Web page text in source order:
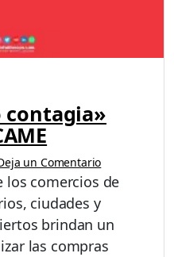
contagia»
un Comentario
los comercios de
ciudades y
brindan un
las compras